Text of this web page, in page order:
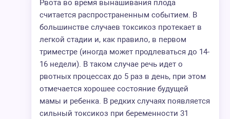
Рвота во время вынашивания плода
считается распространенным событием. В
большинстве случаев токсикоз протекает в
легкой стадии и, как правило, в первом
триместре (иногда может продлеваться до 14-
16 недели). В таком случае речь идет о
рвотных процессах до 5 раз в день, при этом
отмечается хорошее состояние будущей
мамы и ребенка. В редких случаях появляется
сильный токсикоз при беременности 31